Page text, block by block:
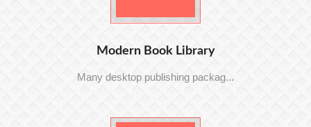
Modern Book Library
Many desktop publishing packag...